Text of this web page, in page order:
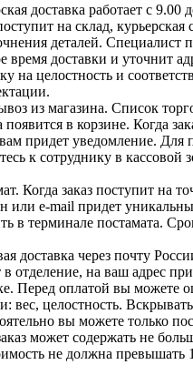
доставка работает с 9.00
на склад, курьерская
деталей. Специалист
время доставки и уточнит
на целостность и
из магазина. Список
в корзине. Когда
придет уведомление. Для
к сотруднику в кассовой
Когда заказ поступит на
или e-mail придет
в терминале постамата.
доставка через почту
в отделение, на ваш адрес
Перед оплатой вы можете
вес, целостность.
вы можете только
может содержать не
не должна превышать